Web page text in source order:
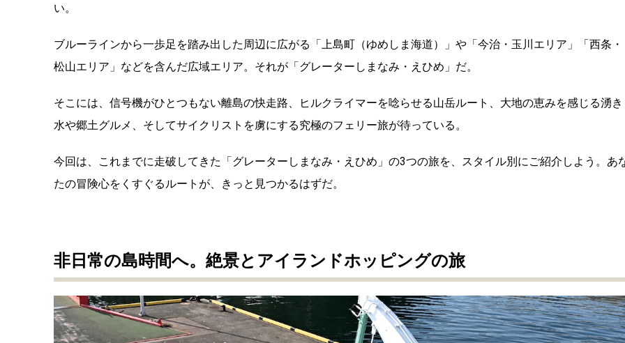
い。
ブルーラインから一歩足を踏み出した周辺に広がる「上島町（ゆめしま海道）」や「今治・玉川エリア」「西条・
松山エリア」などを含んだ広域エリア。それが「グレーターしまなみ・えひめ」だ。
そこには、信号機がひとつもない離島の快走路、ヒルクライマーを唸らせる山岳ルート、大地の恵みを感じる湧き
水や郷土グルメ、そしてサイクリストを虜にする究極のフェリー旅が待っている。
今回は、これまでに走破してきた「グレーターしまなみ・えひめ」の3つの旅を、スタイル別にご紹介しよう。あ
たの冒険心をくすぐるルートが、きっと見つかるはずだ。
非日常の島時間へ。絶景とアイランドホッピングの旅